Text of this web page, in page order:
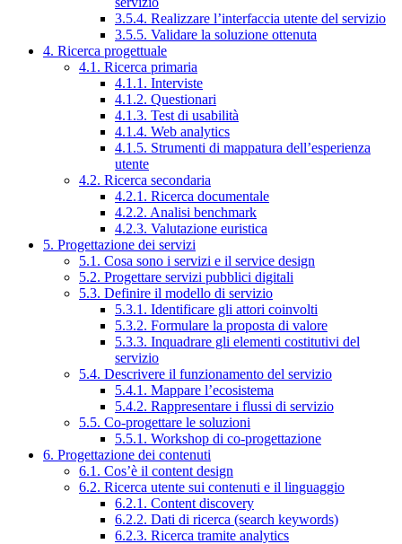
3.5.4. Realizzare l’interfaccia utente del servizio
3.5.5. Validare la soluzione ottenuta
4. Ricerca progettuale
4.1. Ricerca primaria
4.1.1. Interviste
4.1.2. Questionari
4.1.3. Test di usabilità
4.1.4. Web analytics
4.1.5. Strumenti di mappatura dell’esperienza
utente
4.2. Ricerca secondaria
4.2.1. Ricerca documentale
4.2.2. Analisi benchmark
4.2.3. Valutazione euristica
5. Progettazione dei servizi
5.1. Cosa sono i servizi e il service design
5.2. Progettare servizi pubblici digitali
5.3. Definire il modello di servizio
5.3.1. Identificare gli attori coinvolti
5.3.2. Formulare la proposta di valore
5.3.3. Inquadrare gli elementi costitutivi del
servizio
5.4. Descrivere il funzionamento del servizio
5.4.1. Mappare l’ecosistema
5.4.2. Rappresentare i flussi di servizio
5.5. Co-progettare le soluzioni
5.5.1. Workshop di co-progettazione
6. Progettazione dei contenuti
6.1. Cos’è il content design
6.2. Ricerca utente sui contenuti e il linguaggio
6.2.1. Content discovery
6.2.2. Dati di ricerca (search keywords)
6.2.3. Ricerca tramite analytics